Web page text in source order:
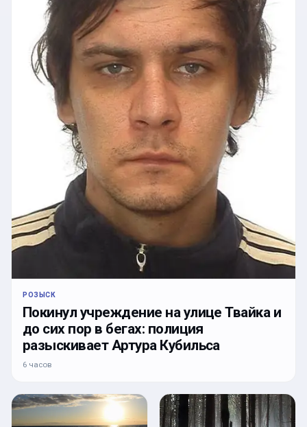
РОЗЫСК
Покинул учреждение на улице Твайка и
до сих пор в бегах: полиция
разыскивает Артура Кубильса
6 часов